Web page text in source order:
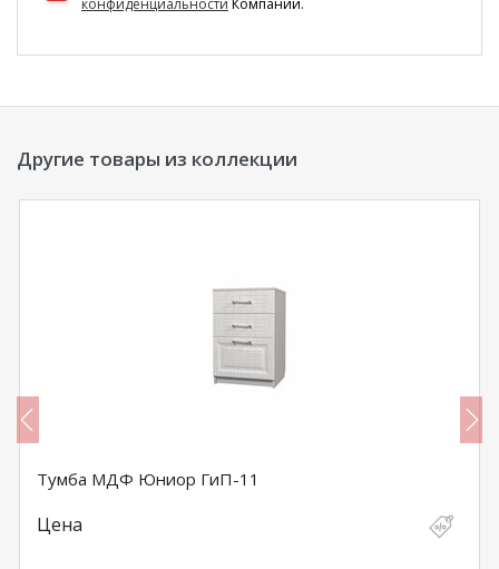
конфиденциальности Компании.
Другие товары из коллекции
Тумба МДФ Юниор ГиП-11
Цена